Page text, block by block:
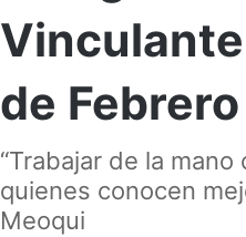
de Febrero
“Trabajar de la
quienes conocen
Meoqui